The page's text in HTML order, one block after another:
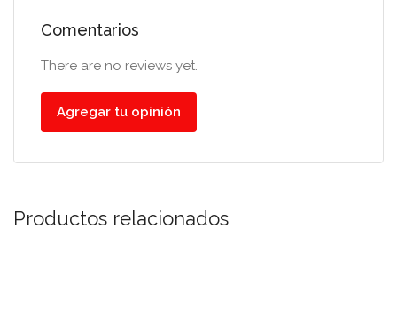
Comentarios
There are no reviews yet.
Agregar tu opinión
Productos relacionados